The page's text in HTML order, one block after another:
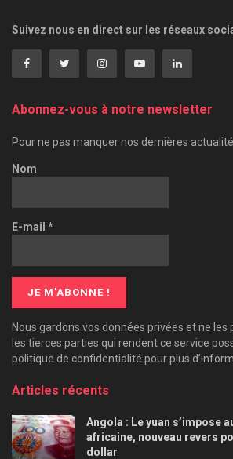
Suivez nous en direct sur les réseaux
Abonnez-vous à notre newsletter
Pour ne pas manquer nos dernières
Nom
E-mail *
Nous gardons vos données privées et ne les
les tierces parties qui rendent ce service
politique de confidentialité pour plus
Articles récents
Angola : Le yuan s’impose
africaine, nouveau revers
dollar